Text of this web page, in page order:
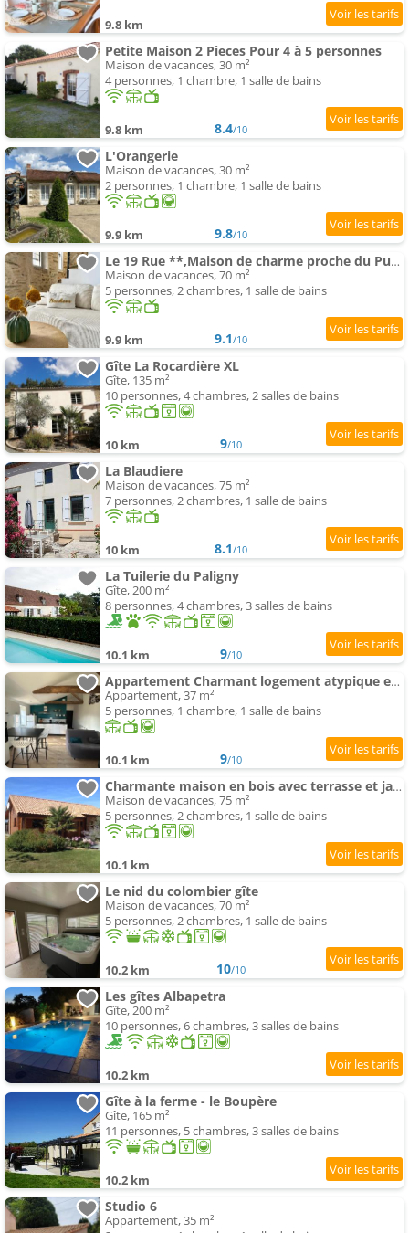
9.8 km
Petite Maison 2 Pieces Pour 4 à 5 personnes
Maison de vacances, 30 m²
4 personnes, 1 chambre, 1 salle de bains
9.8 km 8.4/10
L'Orangerie
Maison de vacances, 30 m²
2 personnes, 1 chambre, 1 salle de bains
9.9 km 9.8/10
Le 19 Rue **,Maison de charme proche du Puy du Fou
Maison de vacances, 70 m²
5 personnes, 2 chambres, 1 salle de bains
9.9 km 9.1/10
Gîte La Rocardière XL
Gîte, 135 m²
10 personnes, 4 chambres, 2 salles de bains
10 km 9/10
La Blaudiere
Maison de vacances, 75 m²
7 personnes, 2 chambres, 1 salle de bains
10 km 8.1/10
La Tuilerie du Paligny
Gîte, 200 m²
8 personnes, 4 chambres, 3 salles de bains
10.1 km 9/10
Appartement Charmant logement atypique et calme
Appartement, 37 m²
5 personnes, 1 chambre, 1 salle de bains
10.1 km 9/10
Charmante maison en bois avec terrasse et jardin - FR-1-426-580
Maison de vacances, 75 m²
5 personnes, 2 chambres, 1 salle de bains
10.1 km
Le nid du colombier gîte
Maison de vacances, 70 m²
5 personnes, 2 chambres, 1 salle de bains
10.2 km 10/10
Les gîtes Albapetra
Gîte, 200 m²
10 personnes, 6 chambres, 3 salles de bains
10.2 km
Gîte à la ferme - le Boupère
Gîte, 165 m²
11 personnes, 5 chambres, 3 salles de bains
10.2 km
Studio 6
Appartement, 35 m²